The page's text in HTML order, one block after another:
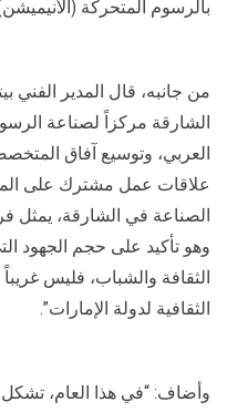
بالرسوم المتحركة
من جانبه، قال المدير الفني
الشارقة مركزاً لصناعة
العربي، وتوسيع آفاق
علاقات عمل مشترك على
الصناعة في الشارقة، يمثل
وهو تأكيد على حجم الجهود
الثقافة والشباب، فليس
الثقافية لدولة الإمارات”.
وأضاف: “في هذا العام، تشكل